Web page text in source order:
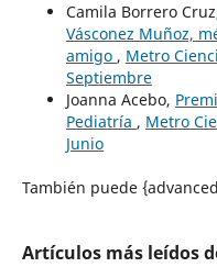
Camila Borrero
Vásconez Muñoz,
amigo , Metro
Septiembre
Joanna Acebo,
Pediatría , Metro
Junio
También puede
Artículos más leídos